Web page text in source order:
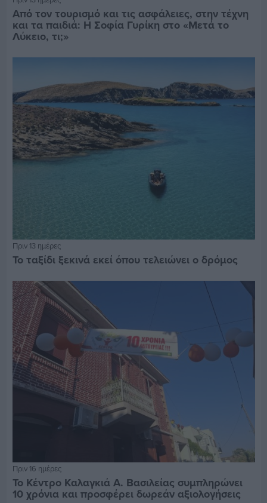
Από τον τουρισμό και τις ασφάλειες, στην τέχνη
και τα παιδιά: Η Σοφία Γυρίκη στο «Μετά το
Λύκειο, τι;»
Πριν 13 ημέρες
Το ταξίδι ξεκινά εκεί όπου τελειώνει ο δρόμος
Πριν 16 ημέρες
Το Κέντρο Καλαγκιά Α. Βασιλείας συμπληρώνει
10 χρόνια και προσφέρει δωρεάν αξιολογήσεις